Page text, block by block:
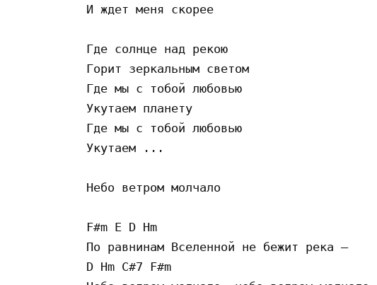
И ждет меня скорее
Где солнце над рекою
Горит зеркальным светом
Где мы с тобой любовью
Укутаем планету
Где мы с тобой любовью
Укутаем ...
Небо ветром молчало
F#m E D Hm
По равнинам Вселенной не бежит река –
D Hm C#7 F#m